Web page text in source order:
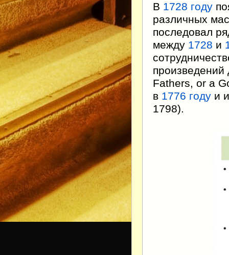
В 1728 году
различных
последовал
между 1728 и
Fathers, or a
в 1776 году и
1798).